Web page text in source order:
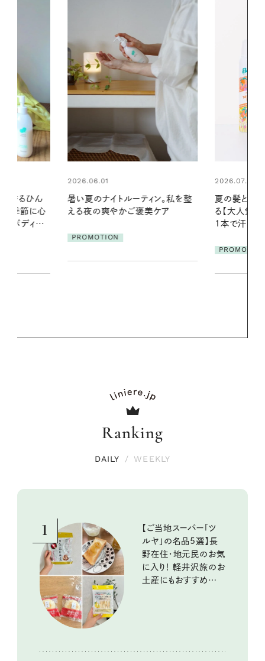
ン。私を整
ケア
2026.07.24
夏の髪と心が瞬時にリフレッシュす
る【大人気のドライシャンプー】 この
2026.06.01
お出かけ前
の一日。汗ば
に過ごす私
Ranking
DAILY / WEEKLY
1
【ご当地スーパー「ツ
ルヤ」の名品5選】長
野在住・地元民のお気
に入り！ 軽井沢旅のお
土産にもおすすめのお